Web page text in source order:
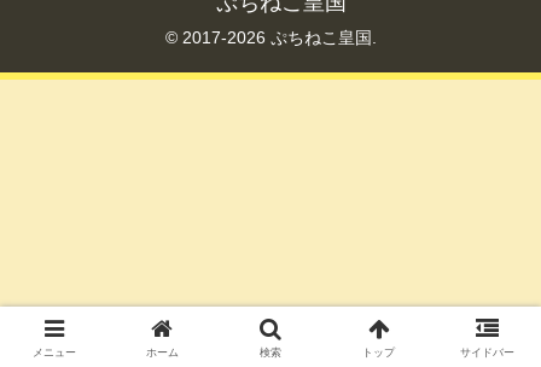
© 2017-2026 ぷちねこ皇国.
メニュー ホーム 検索 トップ サイドバー